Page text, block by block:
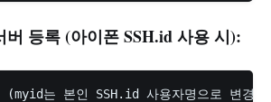
버 등록 (아이폰 SSH.id 사용 시):
(myid는 본인 SSH.id 사용자명으로 변경)